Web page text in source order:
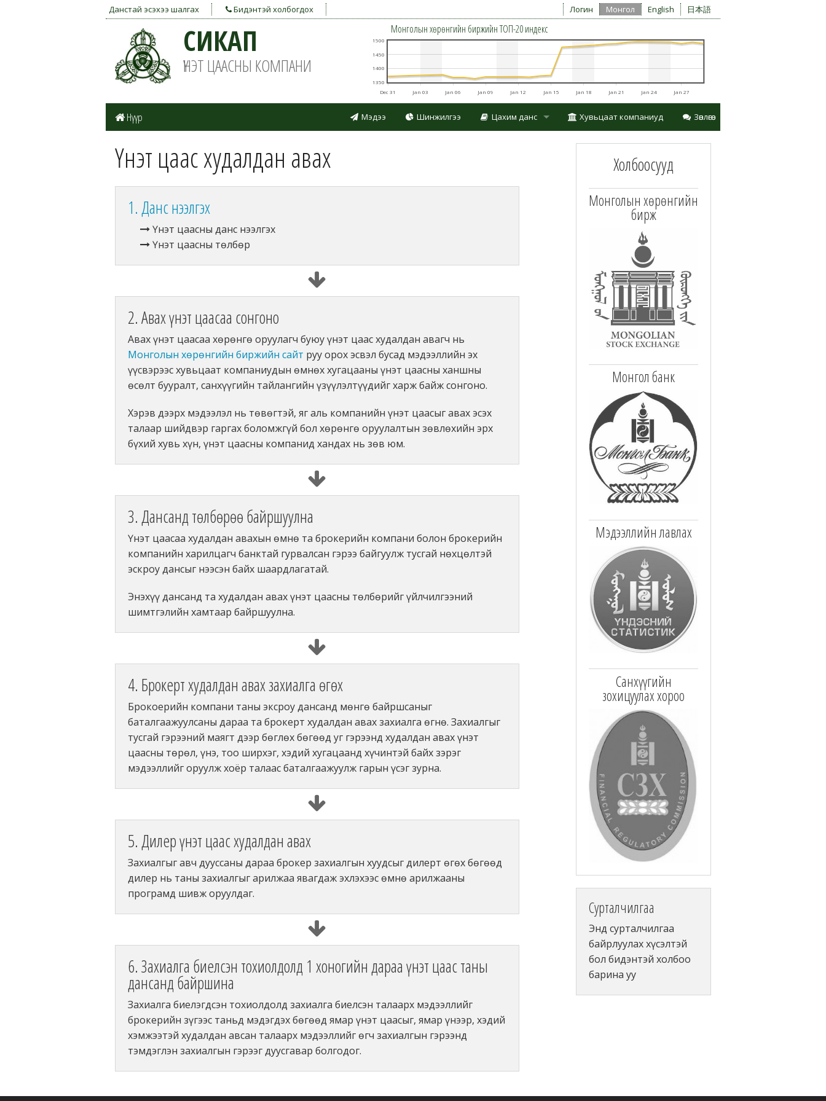
Данстай эсэхээ шалгах Бидэнтэй холбогдох Логин Монгол English 日本語
СИКАП
ҮНЭТ ЦААСНЫ КОМПАНИ
Монголын хөрөнгийн биржийн TOП-20 индекс
Dec 31 Jan 03 Jan 06 Jan 09 Jan 12 Jan 15 Jan 18 Jan 21 Jan 24 Jan 27
1350
1400
1450
1500
Нүүр Мэдээ Шинжилгээ Цахим данс Хувьцаат компаниуд Зөвлөгөө
Үнэт цаас худалдан авах
1. Данс нээлгэх
Үнэт цаасны данс нээлгэх
Үнэт цаасны төлбөр
2. Авах үнэт цаасаа сонгоно
Авах үнэт цаасаа хөрөнгө оруулагч буюу үнэт цаас худалдан авагч нь
Монголын хөрөнгийн биржийн сайт руу орох эсвэл бусад мэдээллийн эх
үүсвэрээс хувьцаат компаниудын өмнөх хугацааны үнэт цаасны ханшны
өсөлт бууралт, санхүүгийн тайлангийн үзүүлэлтүүдийг харж байж сонгоно.
Хэрэв дээрх мэдээлэл нь төвөгтэй, яг аль компанийн үнэт цаасыг авах эсэх
талаар шийдвэр гаргах боломжгүй бол хөрөнгө оруулалтын зөвлөхийн эрх
бүхий хувь хүн, үнэт цаасны компанид хандах нь зөв юм.
3. Дансанд төлбөрөө байршуулна
Үнэт цаасаа худалдан авахын өмнө та брокерийн компани болон брокерийн
компанийн харилцагч банктай гурвалсан гэрээ байгуулж тусгай нөхцөлтэй
эскроу дансыг нээсэн байх шаардлагатай.
Энэхүү дансанд та худалдан авах үнэт цаасны төлбөрийг үйлчилгээний
шимтгэлийн хамтаар байршуулна.
4. Брокерт худалдан авах захиалга өгөх
Брокоерийн компани таны эксроу дансанд мөнгө байршсаныг
баталгаажуулсаны дараа та брокерт худалдан авах захиалга өгнө. Захиалгыг
тусгай гэрээний маягт дээр бөглөх бөгөөд уг гэрээнд худалдан авах үнэт
цаасны төрөл, үнэ, тоо ширхэг, хэдий хугацаанд хүчинтэй байх зэрэг
мэдээллийг оруулж хоёр талаас баталгаажуулж гарын үсэг зурна.
5. Дилер үнэт цаас худалдан авах
Захиалгыг авч дууссаны дараа брокер захиалгын хуудсыг дилерт өгөх бөгөөд
дилер нь таны захиалгыг арилжаа явагдаж эхлэхээс өмнө арилжааны
програмд шивж оруулдаг.
6. Захиалга биелсэн тохиолдолд 1 хоногийн дараа үнэт цаас таны
дансанд байршина
Захиалга биелэгдсэн тохиолдолд захиалга биелсэн талаарх мэдээллийг
брокерийн зүгээс таньд мэдэгдэх бөгөөд ямар үнэт цаасыг, ямар үнээр, хэдий
хэмжээтэй худалдан авсан талаарх мэдээллийг өгч захиалгын гэрээнд
тэмдэглэн захиалгын гэрээг дуусгавар болгодог.
Холбоосууд
Монголын хөрөнгийн
бирж
Монгол банк
Мэдээллийн лавлах
Санхүүгийн
зохицуулах хороо
Сурталчилгаа
Энд сурталчилгаа
байрлуулах хүсэлтэй
бол бидэнтэй холбоо
барина уу